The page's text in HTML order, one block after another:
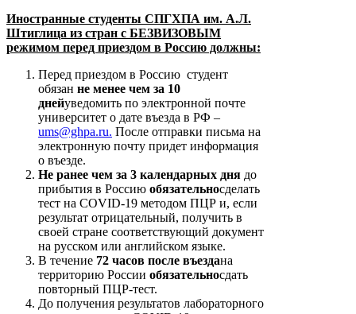
Иностранные студенты СПГХПА им. А.Л.
Штиглица из стран с БЕЗВИЗОВЫМ
режимом перед приездом в Россию должны:
Перед приездом в Россию студент
обязан не менее чем за 10
днейуведомить по электронной почте
университет о дате въезда в РФ –
ums@ghpa.ru. После отправки письма на
электронную почту придет информация
о въезде.
Не ранее чем за 3 календарных дня до
прибытия в Россию обязательносделать
тест на COVID-19 методом ПЦР и, если
результат отрицательный, получить в
своей стране соответствующий документ
на русском или английском языке.
В течение 72 часов после въездана
территорию России обязательносдать
повторный ПЦР-тест.
До получения результатов лабораторного